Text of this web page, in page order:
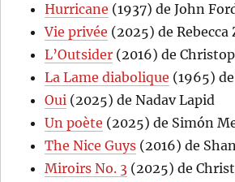
Hurricane (1937) de John
Vie privée (2025) de
L’Outsider (2016) de
La Lame diabolique (1965)
Oui (2025) de Nadav Lapid
Un poète (2025) de Simón
The Nice Guys (2016) de
Miroirs No. 3 (2025) de